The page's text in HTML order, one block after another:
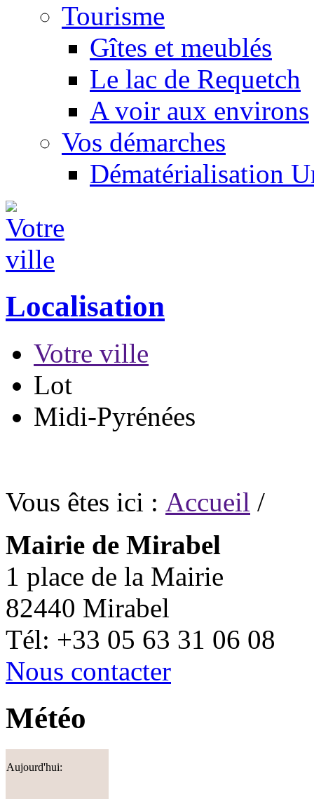
Tourisme
Gîtes et meublés
Le lac de Requetch
A voir aux environs
Vos démarches
Dématérialisation
Localisation
Votre ville
Lot
Midi-Pyrénées
Vous êtes ici : Accueil /
Mairie de Mirabel
1 place de la Mairie
82440 Mirabel
Tél: +33 05 63 31 06 08
Nous contacter
Météo
Aujourd'hui: